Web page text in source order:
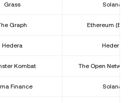
Grass Solana
Graph Ethereum
Hedera Hedera
Kombat The Open
Finance Solana